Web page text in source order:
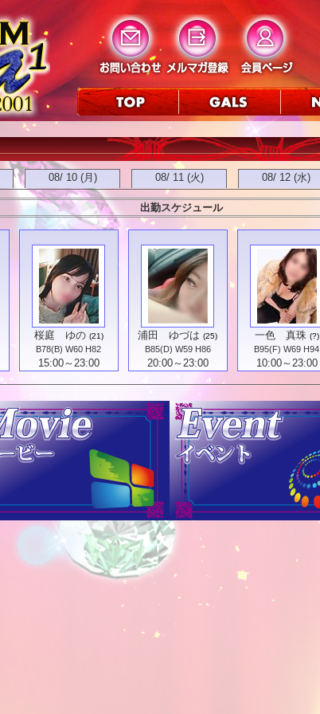
08/ 10 (月) 08/ 11 (火) 08/ 12 (水)
出勤スケジュール
桜庭 ゆの (21)
B78(B) W60 H82
15:00～23:00
浦田 ゆづは (25)
B85(D) W59 H86
20:00～23:00
一色 真珠 (?)
B95(F) W69 H94
10:00～23:00